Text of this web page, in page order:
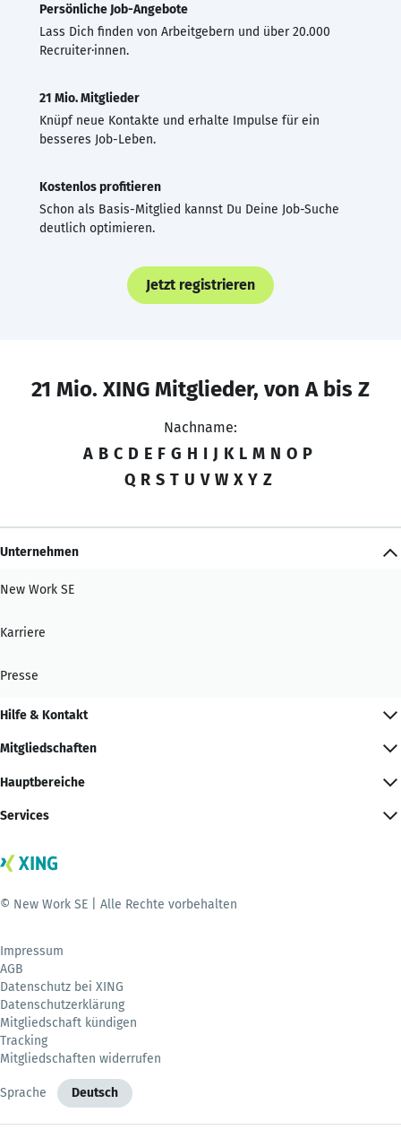
Persönliche Job-Angebote
Lass Dich finden von Arbeitgebern und über 20.000
Recruiter·innen.
21 Mio. Mitglieder
Knüpf neue Kontakte und erhalte Impulse für ein
besseres Job-Leben.
Kostenlos profitieren
Schon als Basis-Mitglied kannst Du Deine Job-Suche
deutlich optimieren.
Jetzt registrieren
21 Mio. XING Mitglieder, von A bis Z
Nachname:
A B C D E F G H I J K L M N O P
Q R S T U V W X Y Z
Unternehmen
New Work SE
Karriere
Presse
Hilfe & Kontakt
Mitgliedschaften
Hauptbereiche
Services
© New Work SE | Alle Rechte vorbehalten
Impressum
AGB
Datenschutz bei XING
Datenschutzerklärung
Mitgliedschaft kündigen
Tracking
Mitgliedschaften widerrufen
Sprache Deutsch